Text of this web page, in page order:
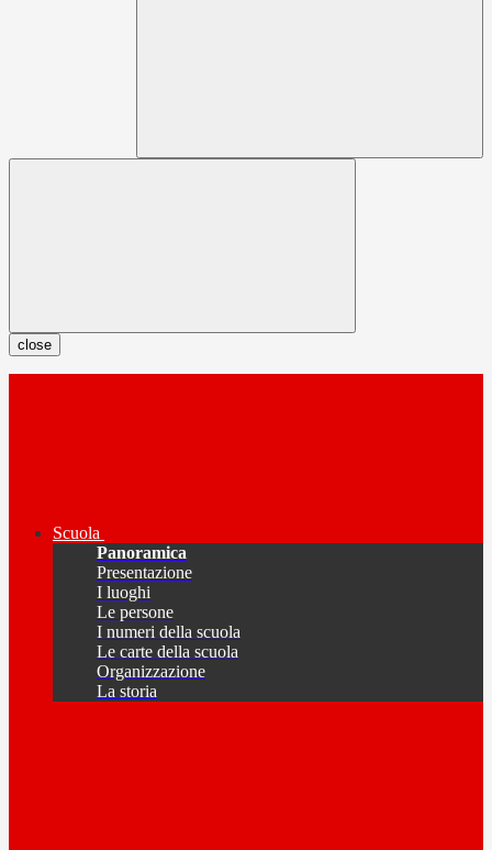
close
Scuola
Panoramica
Presentazione
I luoghi
Le persone
I numeri della scuola
Le carte della scuola
Organizzazione
La storia